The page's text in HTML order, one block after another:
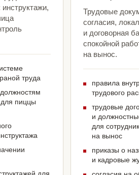
труда
пиццы
Трудовые
согласия,
и договорная
спокойной
на вынос.
правила
трудового
трудовые
и
для
на вынос
приказы о
и кадровые